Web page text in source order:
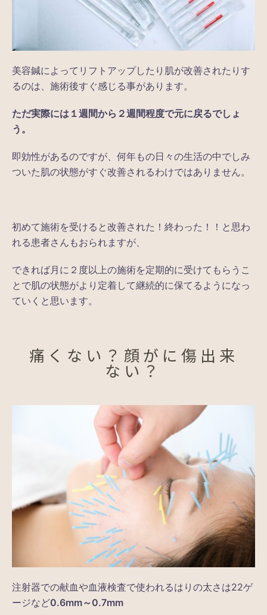
美容鍼によってリフトアップしたり肌が改善されたりす
るのは、施術後すぐ感じる事があります。
ただ実際には１週間から２週間程度で元に戻るでしょ
う。
即効性があるのですが、何年もの日々の生活の中でしみ
ついた肌の状態がすぐ改善されるわけではありません。
初めて施術を受けると改善された！終わった！！と思わ
れる患者さんもおられますが、
できれば月に２度以上の施術を定期的に受けてもらうこ
とで肌の状態がより定着して継続的に保てるようになっ
ていくと思います。
痛くない？顔がに傷出来
ない？
注射器での献血や血液検査で使われるはりの太さは22ゲ
ージなど0.6mm～0.7mm